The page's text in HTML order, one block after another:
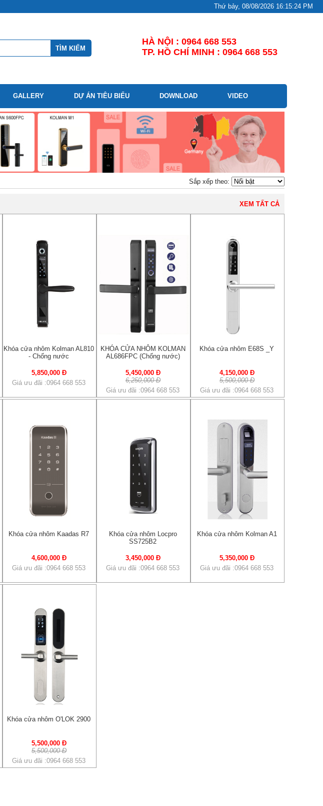
Thứ bảy, 08/08/2026 16:15:24 PM
HÀ NỘI : 0964 668 553
TP. HỒ CHÍ MINH : 0964 668 553
GALLERY DỰ ÁN TIÊU BIỂU DOWNLOAD VIDEO
Sắp xếp theo:
XEM TẤT CẢ
Khóa cửa nhôm Kolman AL810
- Chống nước
5,850,000 Đ
Giá ưu đãi :0964 668 553
KHÓA CỬA NHÔM KOLMAN
AL686FPC (Chống nước)
5,450,000 Đ
6,250,000 Đ
Giá ưu đãi :0964 668 553
Khóa cửa nhôm E68S _Y
4,150,000 Đ
5,500,000 Đ
Giá ưu đãi :0964 668 553
Khóa cửa nhôm Kaadas R7
4,600,000 Đ
Giá ưu đãi :0964 668 553
Khóa cửa nhôm Locpro
SS725B2
3,450,000 Đ
Giá ưu đãi :0964 668 553
Khóa cửa nhôm Kolman A1
5,350,000 Đ
Giá ưu đãi :0964 668 553
Khóa cửa nhôm O'LOK 2900
5,500,000 Đ
5,500,000 Đ
Giá ưu đãi :0964 668 553